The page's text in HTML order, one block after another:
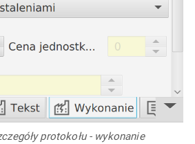
protokołu - wykonanie